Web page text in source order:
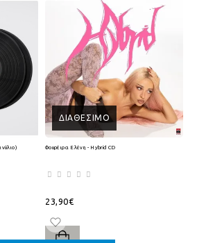
ΔΙΑΘΈΣΙΜΟ
Φουρέιρα Ελένη - Hybrid CD
23,90€